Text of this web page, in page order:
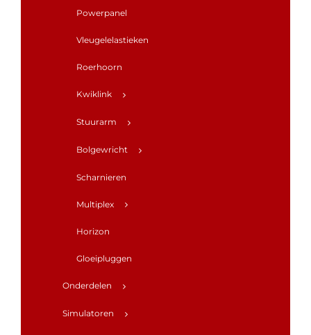
Powerpanel
Vleugelelastieken
Roerhoorn
Kwiklink
Stuurarm
Bolgewricht
Scharnieren
Multiplex
Horizon
Gloeipluggen
Onderdelen
Simulatoren